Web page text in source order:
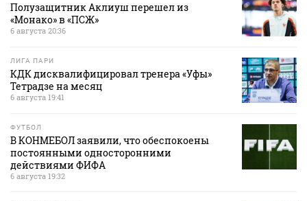
Полузащитник Аклиуш перешел из
«Монако» в «ПСЖ»
6 августа 20:36
ЛИГА ПАРИ
КДК дисквалифицировал тренера «Уфы»
Тетрадзе на месяц
6 августа 19:41
ФУТБОЛ
В КОНМЕБОЛ заявили, что обеспокоены
постоянными односторонними
действиями ФИФА
6 августа 19:32